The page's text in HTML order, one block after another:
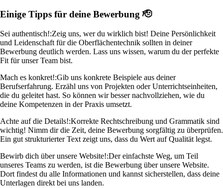
Einige Tipps für deine Bewerbung 🫡
Sei authentisch!:Zeig uns, wer du wirklich bist! Deine Persönlichkeit
und Leidenschaft für die Oberflächentechnik sollten in deiner
Bewerbung deutlich werden. Lass uns wissen, warum du der perfekte
Fit für unser Team bist.
Mach es konkret!:Gib uns konkrete Beispiele aus deiner
Berufserfahrung. Erzähl uns von Projekten oder Unterrichtseinheiten,
die du geleitet hast. So können wir besser nachvollziehen, wie du
deine Kompetenzen in der Praxis umsetzt.
Achte auf die Details!:Korrekte Rechtschreibung und Grammatik sind
wichtig! Nimm dir die Zeit, deine Bewerbung sorgfältig zu überprüfen.
Ein gut strukturierter Text zeigt uns, dass du Wert auf Qualität legst.
Bewirb dich über unsere Website!:Der einfachste Weg, um Teil
unseres Teams zu werden, ist die Bewerbung über unsere Website.
Dort findest du alle Informationen und kannst sicherstellen, dass deine
Unterlagen direkt bei uns landen.